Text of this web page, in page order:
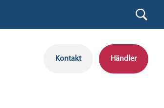
Kontakt Händler